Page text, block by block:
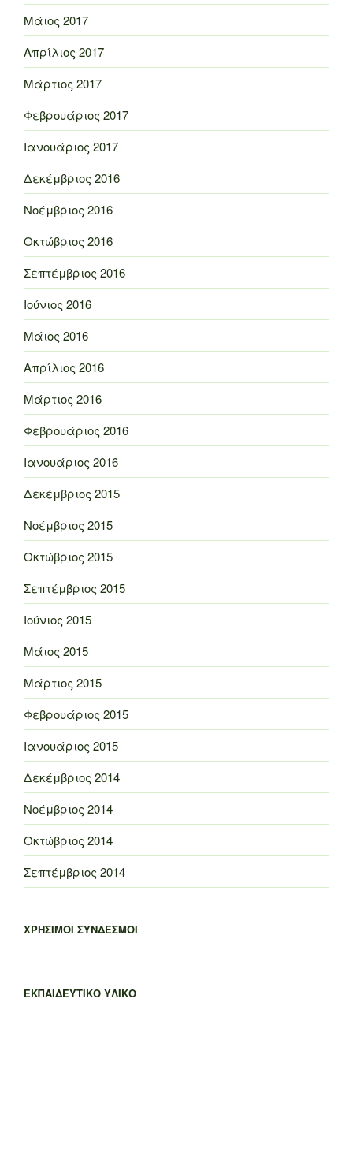
Μάιος 2017
Απρίλιος 2017
Μάρτιος 2017
Φεβρουάριος 2017
Ιανουάριος 2017
Δεκέμβριος 2016
Νοέμβριος 2016
Οκτώβριος 2016
Σεπτέμβριος 2016
Ιούνιος 2016
Μάιος 2016
Απρίλιος 2016
Μάρτιος 2016
Φεβρουάριος 2016
Ιανουάριος 2016
Δεκέμβριος 2015
Νοέμβριος 2015
Οκτώβριος 2015
Σεπτέμβριος 2015
Ιούνιος 2015
Μάιος 2015
Μάρτιος 2015
Φεβρουάριος 2015
Ιανουάριος 2015
Δεκέμβριος 2014
Νοέμβριος 2014
Οκτώβριος 2014
Σεπτέμβριος 2014
ΧΡΗΣΙΜΟΙ ΣΥΝΔΕΣΜΟΙ
ΕΚΠΑΙΔΕΥΤΙΚΟ ΥΛΙΚΟ